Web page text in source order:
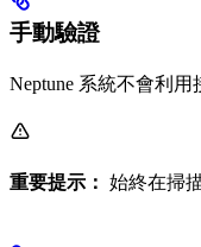
手動驗證
Neptune 系統不會利
重要提示： 始終在掃